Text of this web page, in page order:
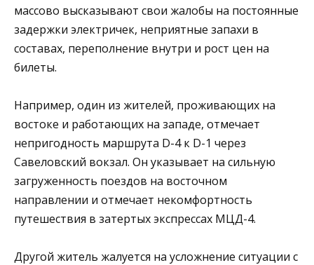
массово высказывают свои жалобы на постоянные
задержки электричек, неприятные запахи в
составах, переполнение внутри и рост цен на
билеты.
Например, один из жителей, проживающих на
востоке и работающих на западе, отмечает
непригодность маршрута D-4 к D-1 через
Савеловский вокзал. Он указывает на сильную
загруженность поездов на восточном
направлении и отмечает некомфортность
путешествия в затертых экспрессах МЦД-4.
Другой житель жалуется на усложнение ситуации с